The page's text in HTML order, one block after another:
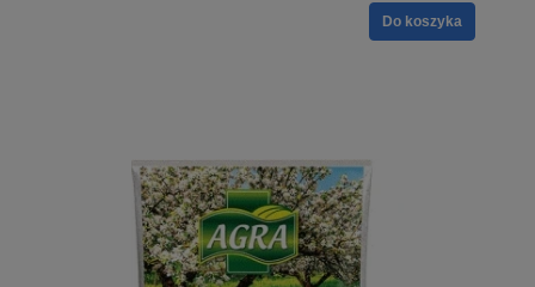
Do koszyka